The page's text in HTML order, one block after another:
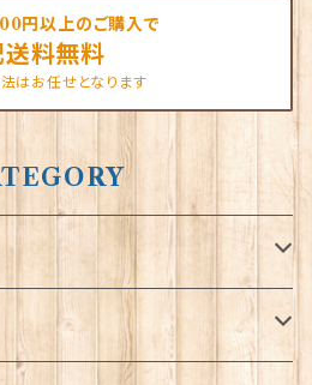
円以上のご購入で
送料無料
はお任せとなります